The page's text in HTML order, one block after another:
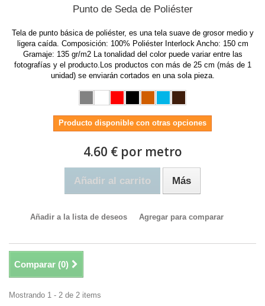
Punto de Seda de Poliéster
Tela de punto básica de poliéster, es una tela suave de grosor medio y
ligera caída. Composición: 100% Poliéster Interlock Ancho: 150 cm
Gramaje: 135 gr/m2 La tonalidad del color puede variar entre las
fotografías y el producto.Los productos con más de 25 cm (más de 1
unidad) se enviarán cortados en una sola pieza.
Producto disponible con otras opciones
4.60 € por metro
Añadir al carrito Más
Añadir a la lista de deseos Agregar para comparar
Comparar (0)
Mostrando 1 - 2 de 2 items